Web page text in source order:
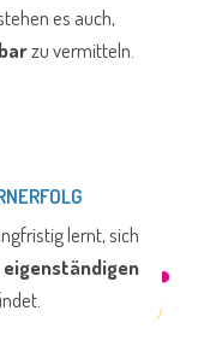
es auch,
zu vermitteln.
lernt, sich
eigenständigen